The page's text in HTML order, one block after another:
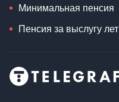
Минимальная пенсия
Пенсия за выслугу лет